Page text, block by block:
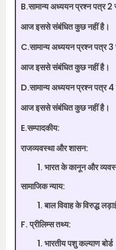
B.सामान्य अध्ययन प्रश्न पत्र 2
आज इससे संबंधित कुछ नहीं है।
C.सामान्य अध्ययन प्रश्न पत्र
आज इससे संबंधित कुछ नहीं है।
D.सामान्य अध्ययन प्रश्न पत्र
आज इससे संबंधित कुछ नहीं है।
E.सम्पादकीय:
राजव्यवस्था और शासन:
भारत के कानून और
सामाजिक न्याय:
बाल विवाह के विरुद्ध
F. प्रीलिम्स तथ्य:
भारतीय पशु कल्याण बोर्ड